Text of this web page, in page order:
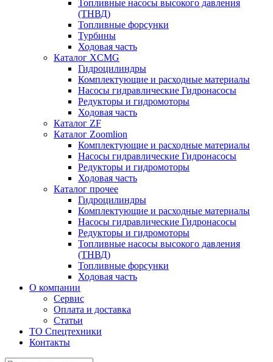
Топливные насосы высокого давления
(ТНВД)
Топливные форсунки
Турбины
Ходовая часть
Каталог XCMG
Гидроцилиндры
Комплектующие и расходные материалы
Насосы гидравлические Гидронасосы
Редукторы и гидромоторы
Ходовая часть
Каталог ZF
Каталог Zoomlion
Комплектующие и расходные материалы
Насосы гидравлические Гидронасосы
Редукторы и гидромоторы
Ходовая часть
Каталог прочее
Гидроцилиндры
Комплектующие и расходные материалы
Насосы гидравлические Гидронасосы
Редукторы и гидромоторы
Топливные насосы высокого давления
(ТНВД)
Топливные форсунки
Ходовая часть
О компании
Сервис
Оплата и доставка
Статьи
ТО Спецтехники
Контакты